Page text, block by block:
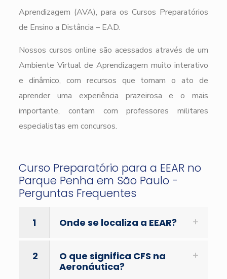
Aprendizagem (AVA), para os Cursos Preparatórios
de Ensino a Distância – EAD.
Nossos cursos online são acessados através de um
Ambiente Virtual de Aprendizagem muito interativo
e dinâmico, com recursos que tornam o ato de
aprender uma experiência prazeirosa e o mais
importante, contam com professores militares
especialistas em concursos.
Curso Preparatório para a EEAR no
Parque Penha em São Paulo -
Perguntas Frequentes
1 Onde se localiza a EEAR?
2
O que significa CFS na
Aeronáutica?